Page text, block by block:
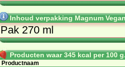
Inhoud verpakking Magnum
Pak 270 ml
Producten waar 345 kcal per 100
Productnaam